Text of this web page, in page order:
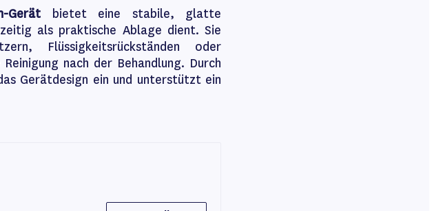
Gerät bietet eine stabile, glatte
als praktische Ablage dient. Sie
Flüssigkeitsrückständen oder
nach der Behandlung. Durch
Gerätdesign ein und unterstützt ein